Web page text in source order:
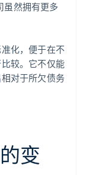
虽然拥有更多
化，便于在不
较。它不仅能
对于所欠债务
变